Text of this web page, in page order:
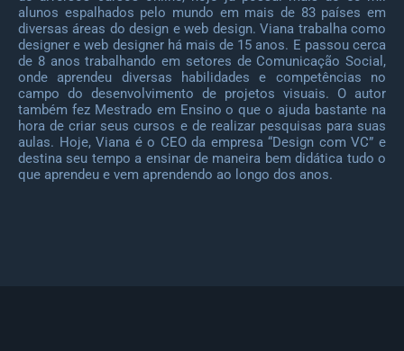
alunos espalhados pelo mundo em mais de 83 países em
diversas áreas do design e web design. Viana trabalha como
designer e web designer há mais de 15 anos. E passou cerca
de 8 anos trabalhando em setores de Comunicação Social,
onde aprendeu diversas habilidades e competências no
campo do desenvolvimento de projetos visuais. O autor
também fez Mestrado em Ensino o que o ajuda bastante na
hora de criar seus cursos e de realizar pesquisas para suas
aulas. Hoje, Viana é o CEO da empresa “Design com VC” e
destina seu tempo a ensinar de maneira bem didática tudo o
que aprendeu e vem aprendendo ao longo dos anos.